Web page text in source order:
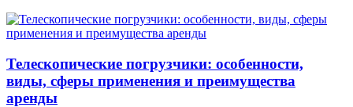
Телескопические погрузчики: особенности,
виды, сферы применения и преимущества
аренды